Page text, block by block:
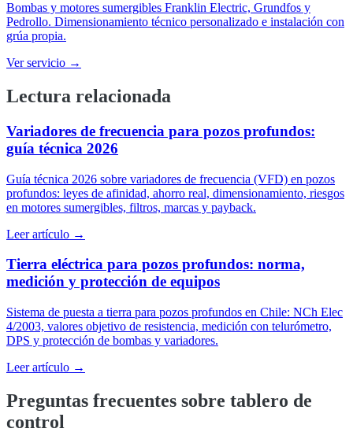
Bombas y motores sumergibles Franklin Electric, Grundfos y
Pedrollo. Dimensionamiento técnico personalizado e instalación con
grúa propia.
Ver servicio →
Lectura relacionada
Variadores de frecuencia para pozos profundos:
guía técnica 2026
Guía técnica 2026 sobre variadores de frecuencia (VFD) en pozos
profundos: leyes de afinidad, ahorro real, dimensionamiento, riesgos
en motores sumergibles, filtros, marcas y payback.
Leer artículo →
Tierra eléctrica para pozos profundos: norma,
medición y protección de equipos
Sistema de puesta a tierra para pozos profundos en Chile: NCh Elec
4/2003, valores objetivo de resistencia, medición con telurómetro,
DPS y protección de bombas y variadores.
Leer artículo →
Preguntas frecuentes sobre tablero de
control